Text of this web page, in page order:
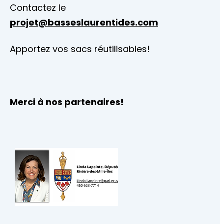
Contactez le
projet@basseslaurentides.com
Apportez vos sacs réutilisables!
Merci à nos partenaires!